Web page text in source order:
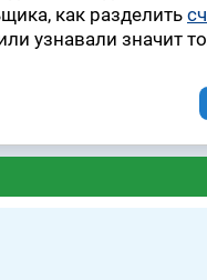
как разделить
узнавали значит